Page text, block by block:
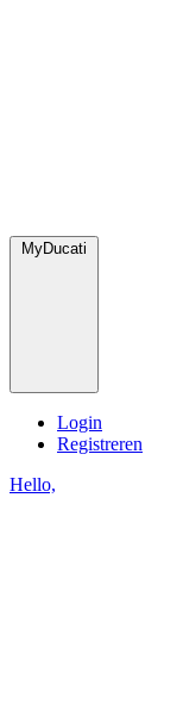
MyDucati
Login
Registreren
Hello,